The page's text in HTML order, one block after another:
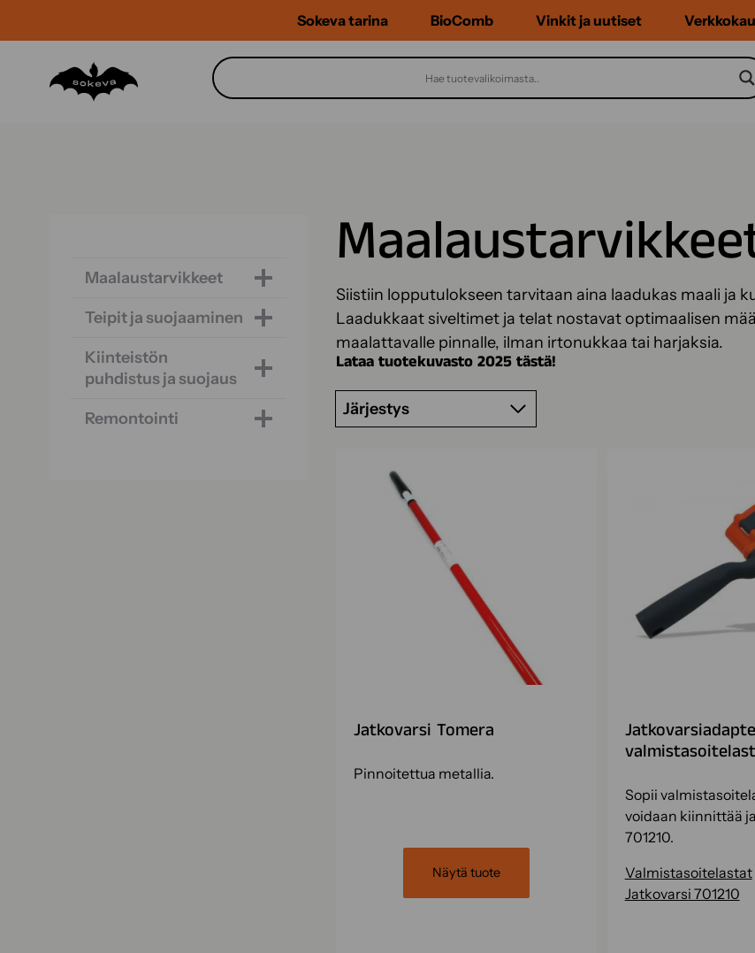
Sokeva tarina BioComb Vinkit ja uutiset
Maalaustarvikkeet
Teipit ja suojaaminen
Kiinteistön
puhdistus ja suojaus
Remontointi
Siistiin lopputulokseen tarvitaan aina laadukas maali ja
Laadukkaat siveltimet ja telat nostavat optimaalisen
maalattavalle pinnalle, ilman irtonukkaa tai harjaksia.
Lataa tuotekuvasto 2025 tästä!
Järjestys
Jatkovarsi Tomera
Pinnoitettua metallia.
Näytä tuote
Sopii
voidaan kiinnittää
701210.
Valmistasoitelastat
Jatkovarsi 701210